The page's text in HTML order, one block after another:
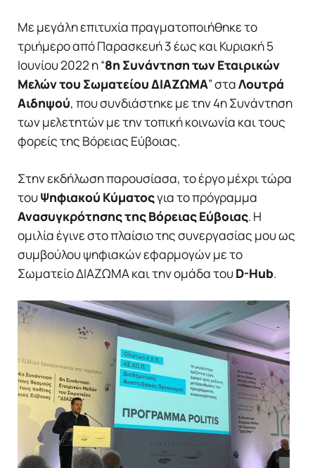
Με μεγάλη επιτυχία πραγματοποιήθηκε το
τριήμερο από Παρασκευή 3 έως και Κυριακή 5
Ιουνίου 2022 η “8η Συνάντηση των Εταιρικών
Μελών του Σωματείου ΔΙΑΖΩΜΑ” σταΛουτρά
Αιδηψού, που συνδιάστηκε με την 4η Συνάντηση
των μελετητών με την τοπική κοινωνία και τους
φορείς της Βόρειας Εύβοιας.
Στην εκδήλωση παρουσίασα, το έργο μέχρι τώρα
του Ψηφιακού Κύματοςγια το πρόγραμμα
Ανασυγκρότησης της Βόρειας Εύβοιας. Η
ομιλία έγινε στο πλαίσιο της συνεργασίας μου ως
συμβούλου ψηφιακών εφαρμογών με το
Σωματείο ΔΙΑΖΩΜΑ και την ομάδα του D-Hub.